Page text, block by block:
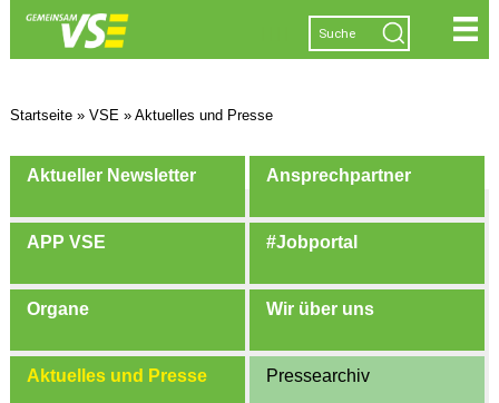
Startseite» VSE » Aktuelles und Presse
Aktueller Newsletter Ansprechpartner
APP VSE #Jobportal
Organe Wir über uns
Aktuelles und Presse Pressearchiv